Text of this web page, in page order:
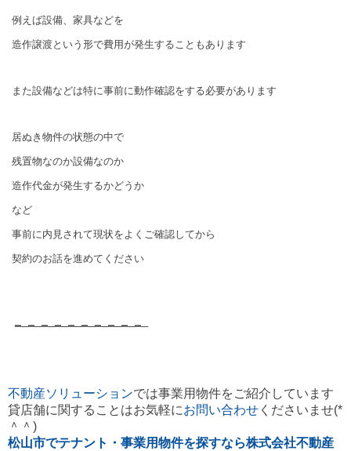
例えば設備、家具などを
造作譲渡という形で費用が発生することもあります
また設備などは特に事前に動作確認をする必要があります
居ぬき物件の状態の中で
残置物なのか設備なのか
造作代金が発生するかどうか
など
事前に内見されて現状をよくご確認してから
契約のお話を進めてください
━─━─━─━─━─━─━─━─━─━─
不動産ソリューションでは事業用物件をご紹介しています
貸店舗に関することはお気軽にお問い合わせ くださいませ(*
＾＾)
松山市でテナント・事業用物件を探すなら株式会社不動産